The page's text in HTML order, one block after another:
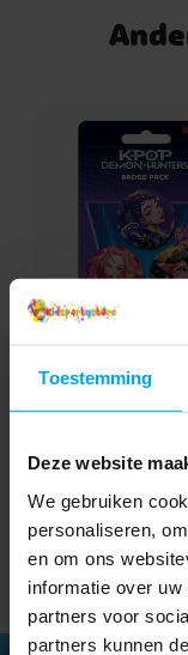
Toestemming
Deze website
We gebruiken
personaliseren,
en om ons
informatie over
partners voor
partners kunnen
K-Pop Demon
Buttons 3
Prijs:€
€ 3,29